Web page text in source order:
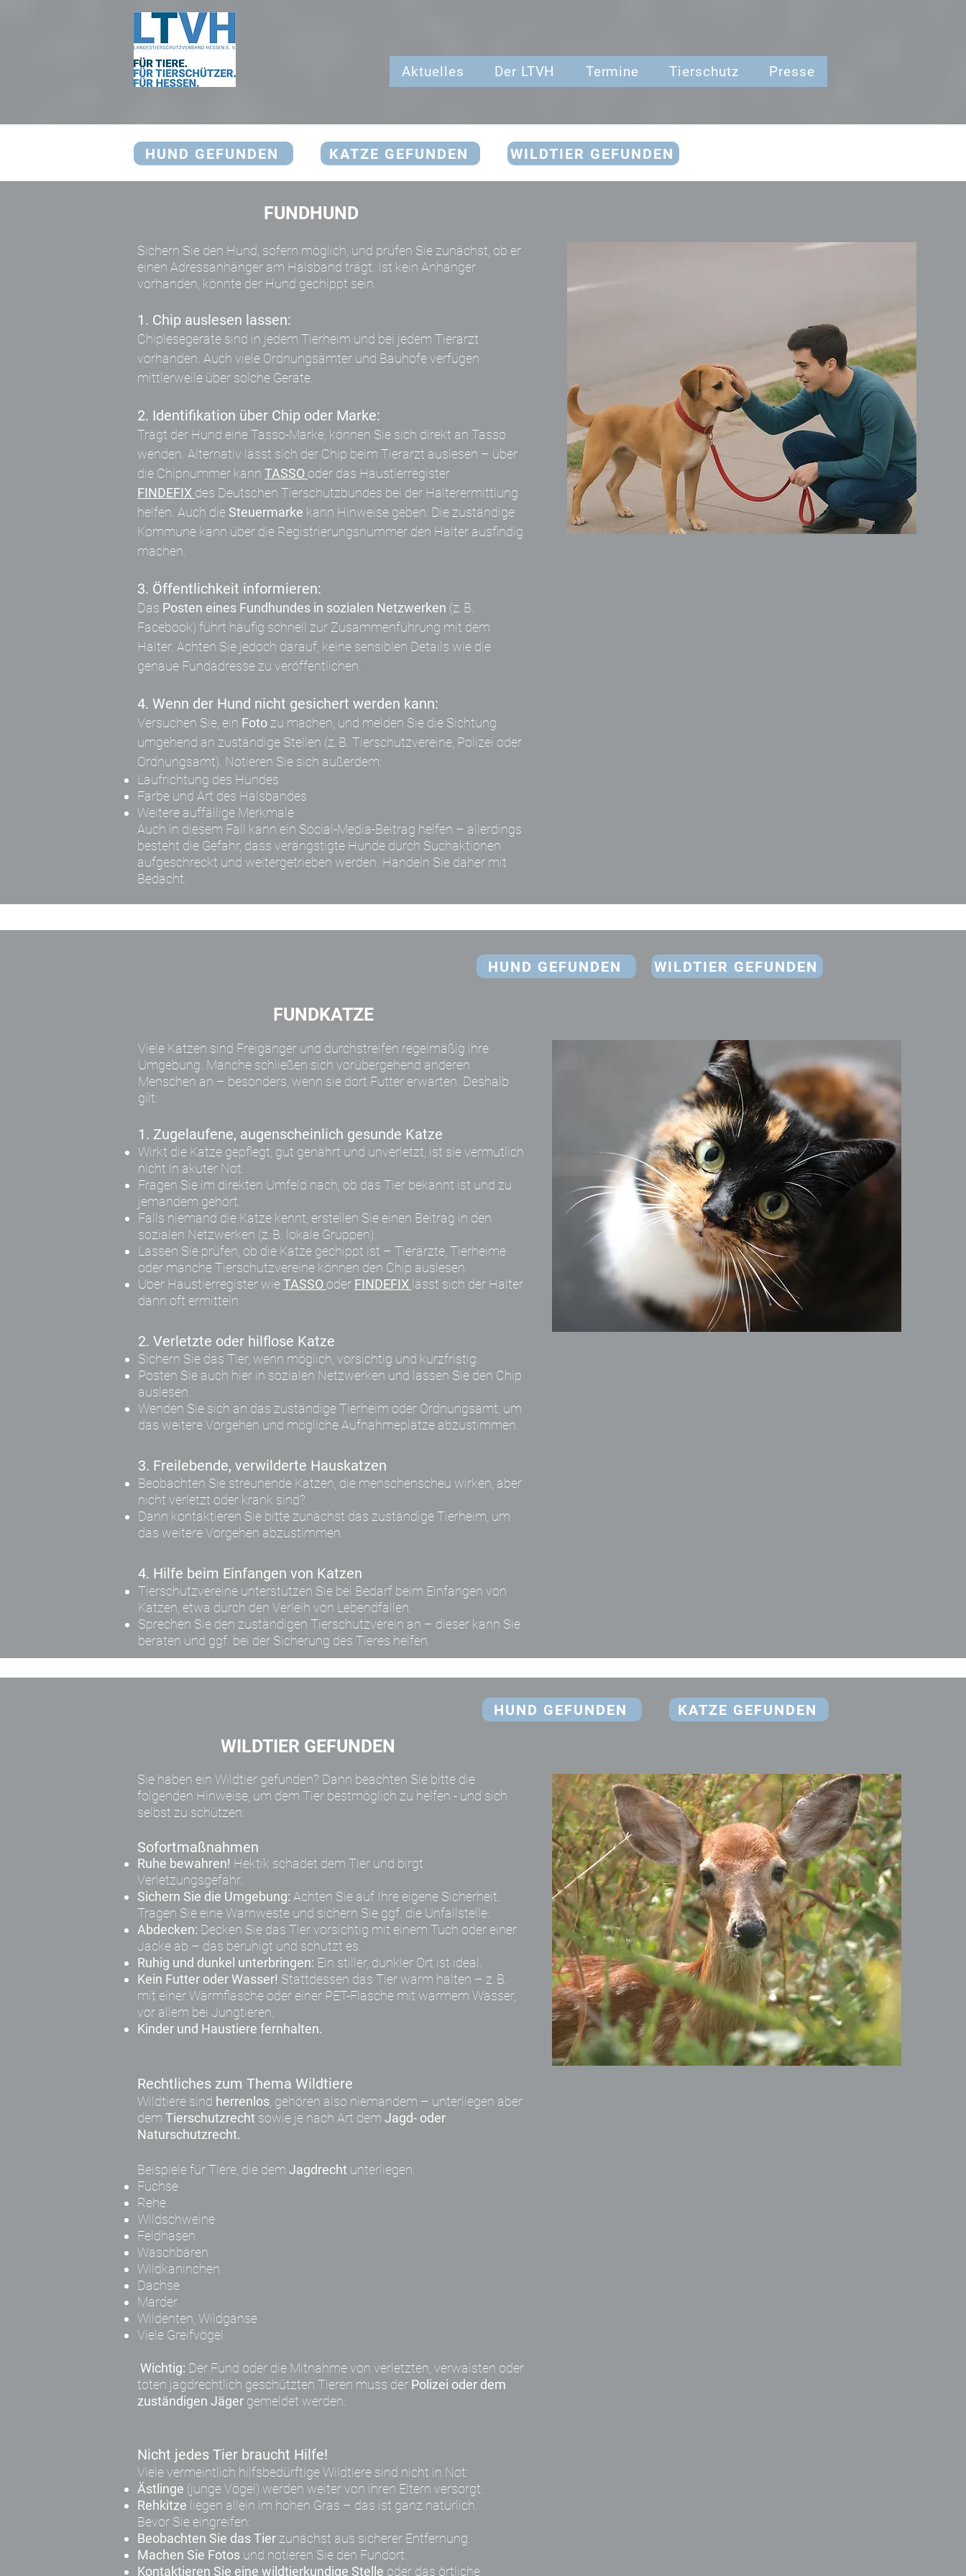
Aktuelles Der LTVH Termine Tierschutz Presse
HUND GEFUNDEN KATZE GEFUNDEN WILDTIER GEFUNDEN
FUNDHUND
Sichern Sie den Hund, sofern möglich, und prüfen Sie zunächst, ob er
einen Adressanhänger am Halsband trägt. Ist kein Anhänger
vorhanden, könnte der Hund gechippt sein.
1. Chip auslesen lassen:
Chiplesegeräte sind in jedem Tierheim und bei jedem Tierarzt
vorhanden. Auch viele Ordnungsämter und Bauhöfe verfügen
mittlerweile über solche Geräte.
2. Identifikation über Chip oder Marke:
Trägt der Hund eine Tasso-Marke, können Sie sich direkt an Tasso
wenden. Alternativ lässt sich der Chip beim Tierarzt auslesen – über
die Chipnummer kann TASSO oder das Haustierregister
FINDEFIX des Deutschen Tierschutzbundes bei der Halterermittlung
helfen. Auch die Steuermarke kann Hinweise geben: Die zuständige
Kommune kann über die Registrierungsnummer den Halter ausfindig
machen.
3. Öffentlichkeit informieren:
Das Posten eines Fundhundes in sozialen Netzwerken (z. B.
Facebook) führt häufig schnell zur Zusammenführung mit dem
Halter. Achten Sie jedoch darauf, keine sensiblen Details wie die
genaue Fundadresse zu veröffentlichen.
4. Wenn der Hund nicht gesichert werden kann:
Versuchen Sie, ein Foto zu machen, und melden Sie die Sichtung
umgehend an zuständige Stellen (z. B. Tierschutzvereine, Polizei oder
Ordnungsamt). Notieren Sie sich außerdem:
Laufrichtung des Hundes
Farbe und Art des Halsbandes
Weitere auffällige Merkmale
Auch in diesem Fall kann ein Social-Media-Beitrag helfen – allerdings
besteht die Gefahr, dass verängstigte Hunde durch Suchaktionen
aufgeschreckt und weitergetrieben werden. Handeln Sie daher mit
Bedacht.
HUND GEFUNDEN WILDTIER GEFUNDEN
FUNDKATZE
Viele Katzen sind Freigänger und durchstreifen regelmäßig ihre
Umgebung. Manche schließen sich vorübergehend anderen
Menschen an – besonders, wenn sie dort Futter erwarten. Deshalb
gilt:
1. Zugelaufene, augenscheinlich gesunde Katze
Wirkt die Katze gepflegt, gut genährt und unverletzt, ist sie vermutlich
nicht in akuter Not.
Fragen Sie im direkten Umfeld nach, ob das Tier bekannt ist und zu
jemandem gehört.
Falls niemand die Katze kennt, erstellen Sie einen Beitrag in den
sozialen Netzwerken (z. B. lokale Gruppen).
Lassen Sie prüfen, ob die Katze gechippt ist – Tierärzte, Tierheime
oder manche Tierschutzvereine können den Chip auslesen.
Über Haustierregister wieTASSO oder FINDEFIX lässt sich der Halter
dann oft ermitteln​
2. Verletzte oder hilflose Katze
Sichern Sie das Tier, wenn möglich, vorsichtig und kurzfristig.
Posten Sie auch hier in sozialen Netzwerken und lassen Sie den Chip
auslesen.
Wenden Sie sich an das zuständige Tierheim oder Ordnungsamt, um
das weitere Vorgehen und mögliche Aufnahmeplätze abzustimmen.
3. Freilebende, verwilderte Hauskatzen
Beobachten Sie streunende Katzen, die menschenscheu wirken, aber
nicht verletzt oder krank sind?
Dann kontaktieren Sie bitte zunächst das zuständige Tierheim, um
das weitere Vorgehen abzustimmen.
4. Hilfe beim Einfangen von Katzen
Tierschutzvereine unterstützen Sie bei Bedarf beim Einfangen von
Katzen, etwa durch den Verleih von Lebendfallen.
Sprechen Sie den zuständigen Tierschutzverein an – dieser kann Sie
beraten und ggf. bei der Sicherung des Tieres helfen.
HUND GEFUNDEN KATZE GEFUNDEN
WILDTIER GEFUNDEN
Sie haben ein Wildtier gefunden? Dann beachten Sie bitte die
folgenden Hinweise, um dem Tier bestmöglich zu helfen - und sich
selbst zu schützen:
Sofortmaßnahmen
Ruhe bewahren! Hektik schadet dem Tier und birgt
Verletzungsgefahr.
Sichern Sie die Umgebung: Achten Sie auf Ihre eigene Sicherheit.
Tragen Sie eine Warnweste und sichern Sie ggf. die Unfallstelle.
Abdecken: Decken Sie das Tier vorsichtig mit einem Tuch oder einer
Jacke ab – das beruhigt und schützt es.
Ruhig und dunkel unterbringen: Ein stiller, dunkler Ort ist ideal.
Kein Futter oder Wasser! Stattdessen das Tier warm halten – z. B.
mit einer Wärmflasche oder einer PET-Flasche mit warmem Wasser,
vor allem bei Jungtieren.
Kinder und Haustiere fernhalten.
Rechtliches zum Thema Wildtiere
Wildtiere sind herrenlos , gehören also niemandem – unterliegen aber
dem Tierschutzrecht sowie je nach Art dem Jagd- oder
Naturschutzrecht.
Beispiele für Tiere, die dem Jagdrecht unterliegen:
Füchse
Rehe
Wildschweine
Feldhasen
Waschbären
Wildkaninchen
Dachse
Marder
Wildenten, Wildgänse
Viele Greifvögel
Wichtig: Der Fund oder die Mitnahme von verletzten, verwaisten oder
toten jagdrechtlich geschützten Tieren muss der Polizei oder dem
zuständigen Jäger gemeldet werden.
​Nicht jedes Tier braucht Hilfe!
Viele vermeintlich hilfsbedürftige Wildtiere sind nicht in Not:
Ästlinge (junge Vögel) werden weiter von ihren Eltern versorgt.
Rehkitze liegen allein im hohen Gras – das ist ganz natürlich.
Bevor Sie eingreifen:
Beobachten Sie das Tier zunächst aus sicherer Entfernung.
Machen Sie Fotos und notieren Sie den Fundort.
Kontaktieren Sie eine wildtierkundige Stelle oder das örtliche